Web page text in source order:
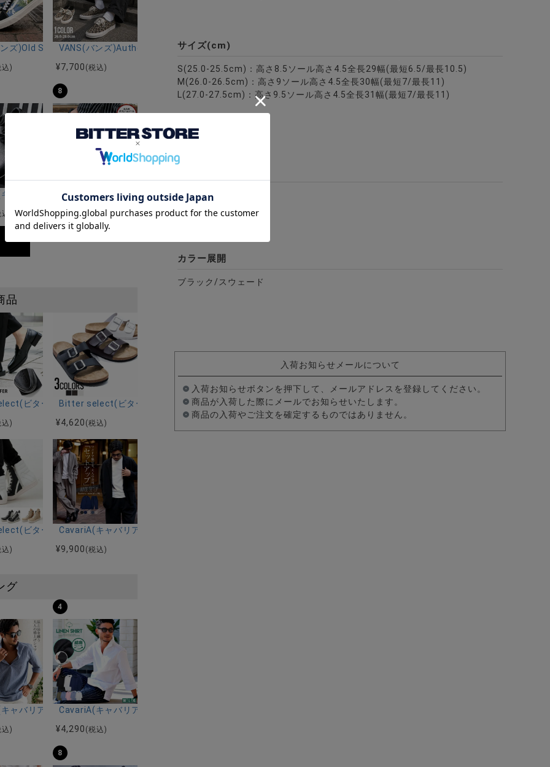
ンソールスリッポンシューズ/全5色
ズ)Old Skool FLORAL NAVY/全1色
)
VANS(バンズ)Authentic LEOPARD Black/Incense/全1色
¥7,700 (税込)
色プデザインフェイクレザーハイカットスニーカー/全3色
ャバリア)シャークソールブラックコンビネーションモカシンシューズ/全1色
)
8
CavariA(キャバリア)PUレザー厚底スリッポン/全6色
¥6,490(税込)
品
全2色
ージェーン シューズ/全1色
ビターセレクト)スクエアヒールローファー/全1色
)
Bitter select(ビターセレクト)ダブルベルト コンフォートサンダル/全3色
¥4,620 (税込)
ト付き厚底ローファー/全1色
ビターセレクト)レースアップハイカットスニーカー/全3色
)
CavariA(キャバリア)TCダンボールワイドセットアップ/全5色
¥9,900 (税込)
グ
ハーフスリーブニット/全12色
イージーロングパンツ/全5色
ャバリア)パナマ織り7分袖カプリシャツ/全9色
)
4
CavariA(キャバリア)コットンリネンホリゾンタルカラー7分袖カプリシャツ/全8色
¥4,290 (税込)
8
サイズ(cm)
S(25.0-25.5cm)：高さ8.5ソール高さ4.5全長29幅(最短6.5/最長10.5)
M(26.0-26.5cm)：高さ9ソール高さ4.5全長30幅(最短7/最長11)
L(27.0-27.5cm)：高さ9.5ソール高さ4.5全長31幅(最短7/最長11)
アッパー：合成皮革
ソール：合成素材
カラー展開
ブラック/スウェード
入荷お知らせメールについて
入荷お知らせボタンを押下して、メールアドレスを登録してください。
商品が入荷した際にメールでお知らせいたします。
商品の入荷やご注文を確定するものではありません。